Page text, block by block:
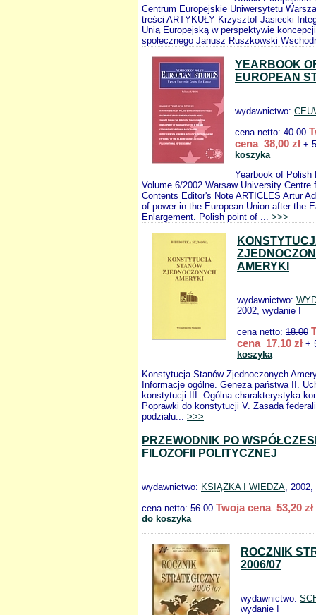
Centrum Europejskie Uniwersytetu
treści ARTYKUŁY Krzysztof Jasiecki
Unią Europejską w perspektywie
społecznego Janusz Ruszkowski
YEARBOOK
EUROPEAN
wydawnictwo:
cena netto: 40.00
cena 38,00 zł +
koszyka
Yearbook of Polish
Volume 6/2002 Warsaw University Centre
Contents Editor's Note ARTICLES Artur
of power in the European Union after the
Enlargement. Polish point of ... >>>
AMERYKI
wydawnictwo:
2002, wydanie I
cena netto: 18.00
cena 17,10 zł +
koszyka
Konstytucja Stanów Zjednoczonych
Informacje ogólne. Geneza państwa II.
konstytucji III. Ogólna charakterystyka
Poprawki do konstytucji V. Zasada
podziału... >>>
PRZEWODNIK PO
FILOZOFII POLITYCZNEJ
wydawnictwo: KSIĄŻKA I WIEDZA, 2002,
cena netto: 56.00 Twoja cena 53,20 zł
do koszyka
ROCZNIK
2006/07
wydawnictwo:
wydanie I